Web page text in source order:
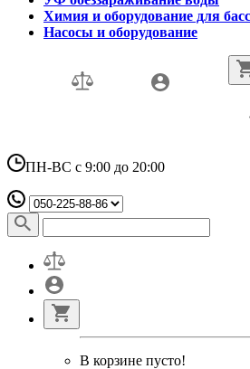
Химия и оборудование для
Насосы и оборудование
ПН-ВС с 9:00 до 20:00
В корзине пусто!